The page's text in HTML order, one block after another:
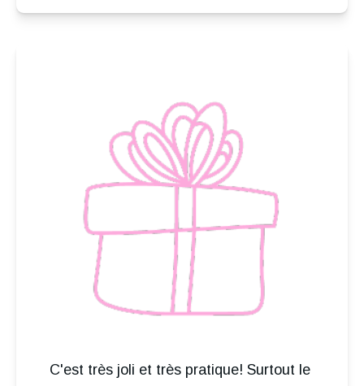
C'est très joli et très pratique! Surtout le